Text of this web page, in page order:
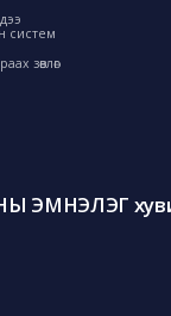
систем
зөвлөгөө
ЭМНЭЛЭГ